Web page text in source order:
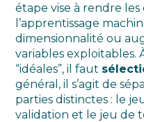
étape vise à rendre
l’apprentissage
dimensionnalité ou
variables exploitables.
“idéales”, il faut
général, il s’agit de
parties distinctes : le
validation et le jeu de